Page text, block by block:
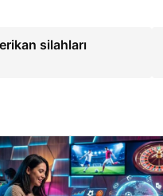
silahları